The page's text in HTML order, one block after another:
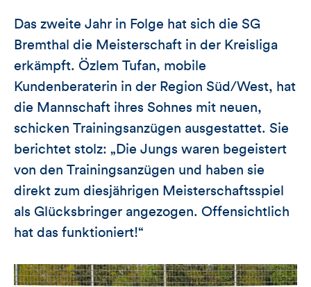
Das zweite Jahr in Folge hat sich die SG
Bremthal die Meisterschaft in der Kreisliga
erkämpft. Özlem Tufan, mobile
Kundenberaterin in der Region Süd/West, hat
die Mannschaft ihres Sohnes mit neuen,
schicken Trainingsanzügen ausgestattet. Sie
berichtet stolz: „Die Jungs waren begeistert
von den Trainingsanzügen und haben sie
direkt zum diesjährigen Meisterschaftsspiel
als Glücksbringer angezogen. Offensichtlich
hat das funktioniert!“